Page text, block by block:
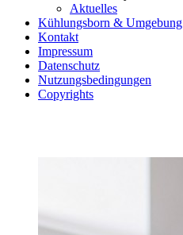
Aktuelles
Kühlungsborn & Umgebung
Kontakt
Impressum
Datenschutz
Nutzungsbedingungen
Copyrights